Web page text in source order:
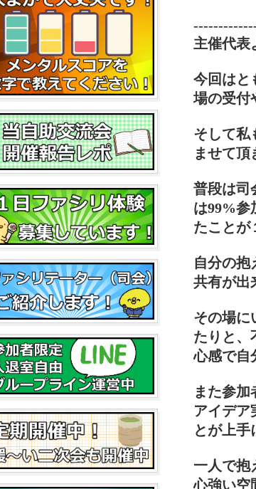
主催代表
今回はと
場の受付
そして私
ませて頂
普段は司
は99%参
たことが
自分の抱
共有が出
その場に
たりと、
心感で自
また参
アイデア
とが上手
一人で抱
心強い空